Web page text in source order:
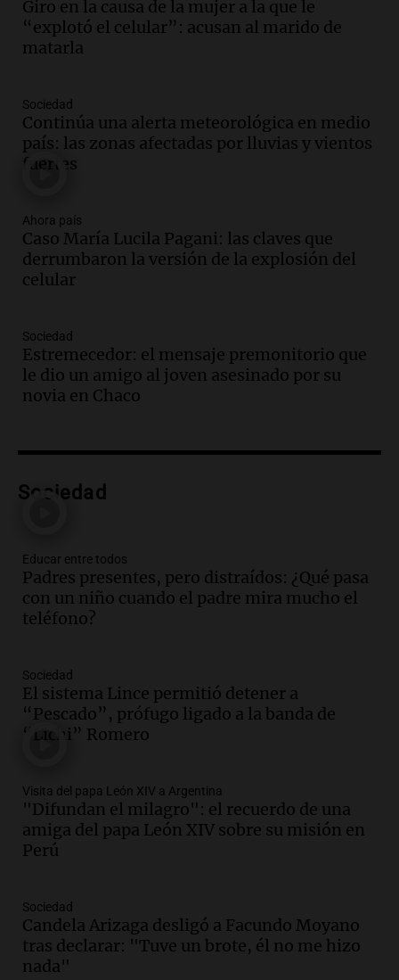
árbitros bajo la lupa tras fallos
controvertidos
Panorama Federal
para modificar proyecto de propiedad
privada en el Senado Nacional
Panorama Federal
Episodios
contrato entre cooperativa argentina y
Huawei en Neuquén
Panorama Federal
Episodios
la presencia de 70.000 bolivianos en la
provincia y su integración
Panorama Federal
Episodios
siempre: ''Difundan el milagro''"
Episodios
de Casa del Encuentro
Panorama Federal
Episodios
Audio.
Procrear en la provincia
Panorama Federal
Episodios
Audio.Debate en el Senado por la ley de
Panorama Federal
Episodios
Audio.La comunidad boliviana en Salta:
un pilar cultural y social según Antonio
Panorama Federal
Episodios
Audio.Ordenan el reintegro de dos
niños a Córdoba tras disputa de
Giro en la causa de la mujer a la que le
“explotó el celular”: acusan al marido de
matarla
Sociedad
Continúa una alerta meteorológica en medio
país: las zonas afectadas por lluvias y vientos
fuertes
Ahora país
Caso María Lucila Pagani: las claves que
derrumbaron la versión de la explosión del
celular
Sociedad
Estremecedor: el mensaje premonitorio que
le dio un amigo al joven asesinado por su
novia en Chaco
Sociedad
Educar entre todos
Padres presentes, pero distraídos: ¿Qué pasa
con un niño cuando el padre mira mucho el
teléfono?
Sociedad
El sistema Lince permitió detener a
“Pescado”, prófugo ligado a la banda de
“Lichi” Romero
Visita del papa León XIV a Argentina
"Difundan el milagro": el recuerdo de una
amiga del papa León XIV sobre su misión en
Perú
Sociedad
Candela Arizaga desligó a Facundo Moyano
tras declarar: "Tuve un brote, él no me hizo
nada"